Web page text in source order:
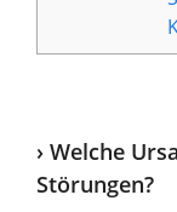
› Welche
Störungen?